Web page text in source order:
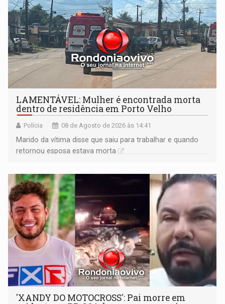
LAMENTÁVEL: Mulher é encontrada morta
dentro de residência em Porto Velho
Polícia 08 de Agosto de 2026 às 14:41
Marido da vítima disse que saiu para trabalhar e quando
retornou esposa estava morta
'XANDY DO MOTOCROSS': Pai morre em